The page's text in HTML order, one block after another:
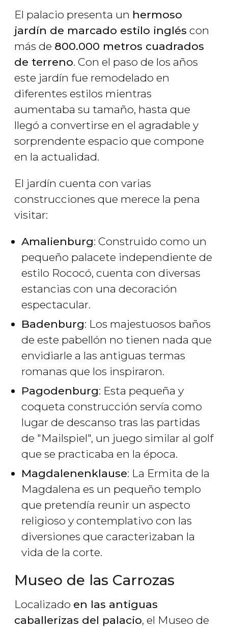
El palacio presenta un hermoso
jardín de marcado estilo inglés con
más de 800.000 metros cuadrados
de terreno. Con el paso de los años
este jardín fue remodelado en
diferentes estilos mientras
aumentaba su tamaño, hasta que
llegó a convertirse en el agradable y
sorprendente espacio que compone
en la actualidad.
El jardín cuenta con varias
construcciones que merece la pena
visitar:
Amalienburg: Construido como un
pequeño palacete independiente de
estilo Rococó, cuenta con diversas
estancias con una decoración
espectacular.
Badenburg: Los majestuosos baños
de este pabellón no tienen nada que
envidiarle a las antiguas termas
romanas que los inspiraron.
Pagodenburg: Esta pequeña y
coqueta construcción servía como
lugar de descanso tras las partidas
de "Mailspiel", un juego similar al golf
que se practicaba en la época.
Magdalenenklause: La Ermita de la
Magdalena es un pequeño templo
que pretendía reunir un aspecto
religioso y contemplativo con las
diversiones que caracterizaban la
vida de la corte.
Museo de las Carrozas
Localizado en las antiguas
caballerizas del palacio, el Museo de